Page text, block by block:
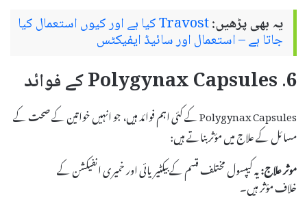
یہ بھی پڑھیں: Travost کیا ہے اور کیوں استعمال کیا
جاتا ہے – استعمال اور سائیڈ ایفیکٹس
6. Polygynax Capsules کے فوائد
Polygynax Capsules کے کئی اہم فوائد ہیں، جو انہیں خواتین کے صحت کے
مسائل کے علاج میں مؤثر بناتے ہیں:
موثر علاج:یہ کیپسول مختلف قسم کے بیکٹیریائی اور خمیری انفیکشن کے
خلاف مؤثر ہیں۔